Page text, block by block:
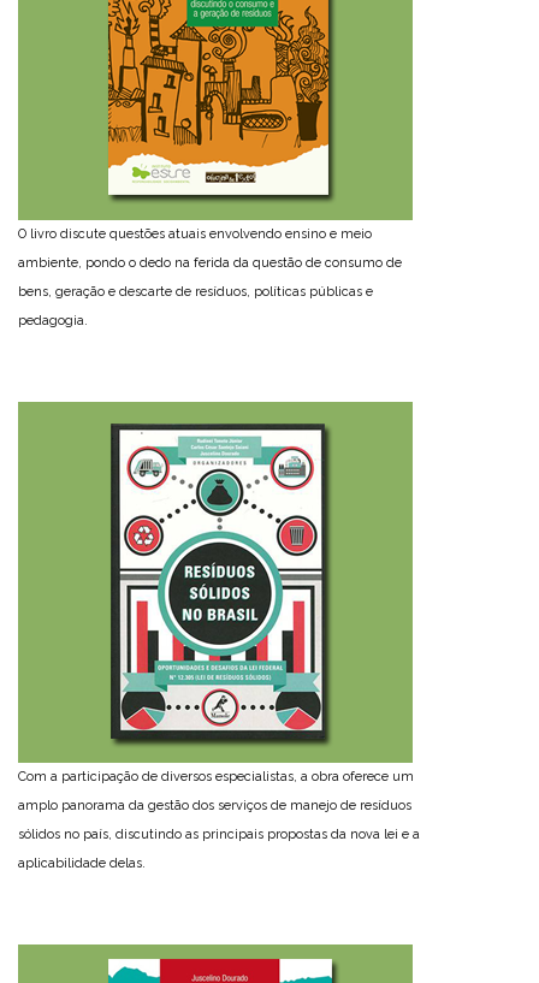
O livro discute questões atuais envolvendo ensino e meio
ambiente, pondo o dedo na ferida da questão de consumo de
bens, geração e descarte de resíduos, políticas públicas e
pedagogia.
Com a participação de diversos especialistas, a obra oferece um
amplo panorama da gestão dos serviços de manejo de resíduos
sólidos no país, discutindo as principais propostas da nova lei e a
aplicabilidade delas.